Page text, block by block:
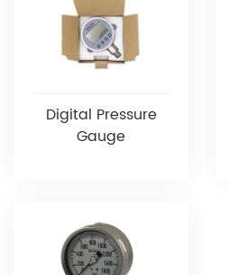
Digital Pressure
Gauge